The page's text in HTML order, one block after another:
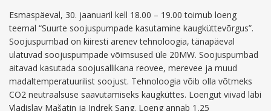
Esmaspäeval, 30. jaanuaril kell 18.00 – 19.00 toimub loeng
teemal “Suurte soojuspumpade kasutamine kaugküttevõrgus”.
Soojuspumbad on kiiresti arenev tehnoloogia, tänapäeval
ulatuvad soojuspumpade võimsused üle 20MW. Soojuspumbad
aitavad kasutada soojusallikana reovee, merevee ja muud
madaltemperatuurilist soojust. Tehnoloogia võib olla võtmeks
CO2 neutraalsuse saavutamiseks kaugküttes. Loengut viivad läbi
Vladislav Mašatin ja Indrek Sang. Loeng annab 1,25